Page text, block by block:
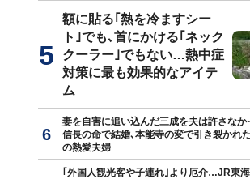
額に貼る｢熱を冷ますシー
ト｣でも､首にかける｢ネック
クーラー｣でもない…熱中症
対策に最も効果的なアイテ
ム
妻を自害に追い込んだ三成を夫は許さな
信長の命で結婚､本能寺の変で引き裂かれ
の熱愛夫婦
｢外国人観光客や子連れ｣より厄介…JR東